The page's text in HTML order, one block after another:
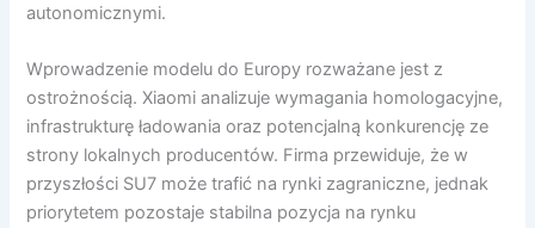
autonomicznymi.
Wprowadzenie modelu do Europy rozważane jest z
ostrożnością. Xiaomi analizuje wymagania homologacyjne,
infrastrukturę ładowania oraz potencjalną konkurencję ze
strony lokalnych producentów. Firma przewiduje, że w
przyszłości SU7 może trafić na rynki zagraniczne, jednak
priorytetem pozostaje stabilna pozycja na rynku